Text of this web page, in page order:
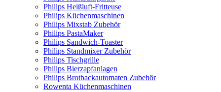
Philips Heißluft-Fritteuse
Philips Küchenmaschinen
Philips Mixstab Zubehör
Philips PastaMaker
Philips Sandwich-Toaster
Philips Standmixer Zubehör
Philips Tischgrille
Philips Bierzapfanlagen
Philips Brotbackautomaten Zubehör
Rowenta Küchenmaschinen